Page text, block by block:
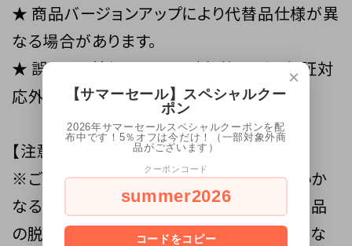
★ 商品バージョンアップにより代替品仕様が異
なる場合があります。
★ 誤りよる基盤ショート、破損等などは保証対
応外となります。
【注意事項】
※ご自身での取付け作業による損害等はいか
なる場合でも責任を負いかねます。 また、商品
の脱着にかかる工賃等につきましても、いかな
×
【サマーセール】スペシャルクー
ポン
2026年サマーセールスペシャルクーポンを配
布中です！5％オフは今だけ！（一部対象外商
品がございます）
クーポンコード
summer2026
コードをコピー